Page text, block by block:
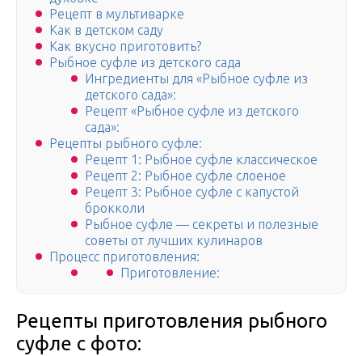
Рецепт в мультиварке
Как в детском саду
Как вкусно приготовить?
Рыбное суфле из детского сада
Ингредиенты для «Рыбное суфле из
детского сада»:
Рецепт «Рыбное суфле из детского
сада»:
Рецепты рыбного суфле:
Рецепт 1: Рыбное суфле классическое
Рецепт 2: Рыбное суфле слоеное
Рецепт 3: Рыбное суфле с капустой
брокколи
Рыбное суфле — секреты и полезные
советы от лучших кулинаров
Процесс приготовления:
Приготовление:
Рецепты приготовления рыбного
суфле с фото: